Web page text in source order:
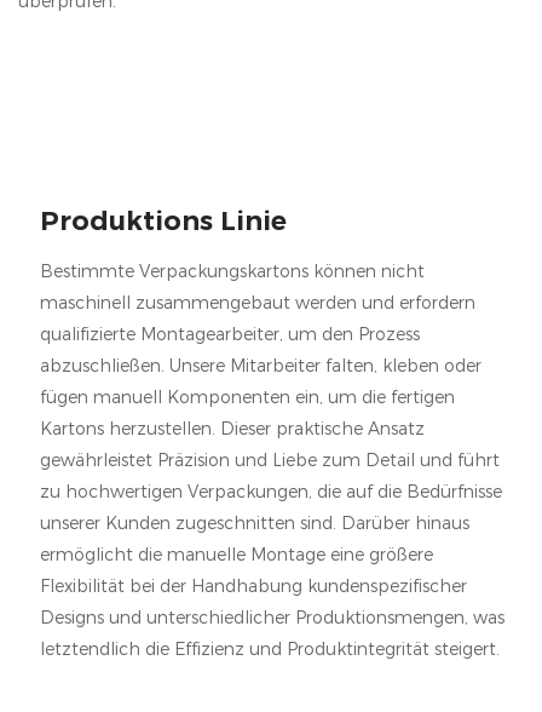
Produktions Linie
Bestimmte Verpackungskartons können nicht
maschinell zusammengebaut werden und erfordern
qualifizierte Montagearbeiter, um den Prozess
abzuschließen. Unsere Mitarbeiter falten, kleben oder
fügen manuell Komponenten ein, um die fertigen
Kartons herzustellen. Dieser praktische Ansatz
gewährleistet Präzision und Liebe zum Detail und führt
zu hochwertigen Verpackungen, die auf die Bedürfnisse
unserer Kunden zugeschnitten sind. Darüber hinaus
ermöglicht die manuelle Montage eine größere
Flexibilität bei der Handhabung kundenspezifischer
Designs und unterschiedlicher Produktionsmengen, was
letztendlich die Effizienz und Produktintegrität steigert.